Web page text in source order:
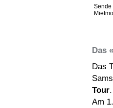
Sende
Das
Das
Tour.
Am